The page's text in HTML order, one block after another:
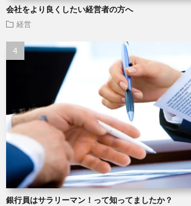
会社をより良くしたい経営者の方へ
経営
銀行員はサラリーマン！って知ってましたか？